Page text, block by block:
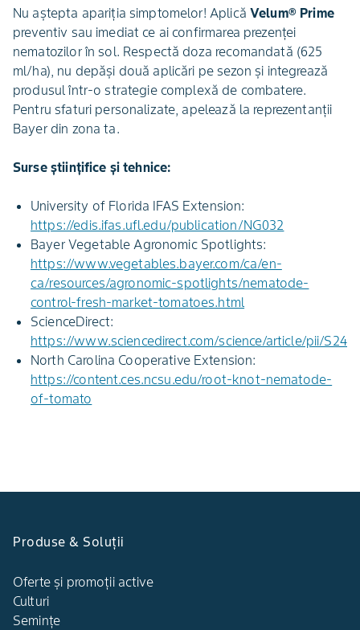
Nu aștepta apariția simptomelor! Aplică Velum® Prime
preventiv sau imediat ce ai confirmarea prezenței
nematozilor în sol. Respectă doza recomandată (625
ml/ha), nu depăși două aplicări pe sezon și integrează
produsul într-o strategie complexă de combatere.
Pentru sfaturi personalizate, apelează la reprezentanții
Bayer din zona ta.
Surse științifice și tehnice:
University of Florida IFAS Extension:
https://edis.ifas.ufl.edu/publication/NG032
Bayer Vegetable Agronomic Spotlights:
https://www.vegetables.bayer.com/ca/en-
ca/resources/agronomic-spotlights/nematode-
control-fresh-market-tomatoes.html
ScienceDirect:
https://www.sciencedirect.com/science/article/pii/
North Carolina Cooperative Extension:
https://content.ces.ncsu.edu/root-knot-nematode-
of-tomato
Produse & Soluții
Oferte și promoții active
Culturi
Semințe